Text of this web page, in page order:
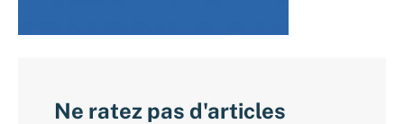
Ne ratez pas d'articles